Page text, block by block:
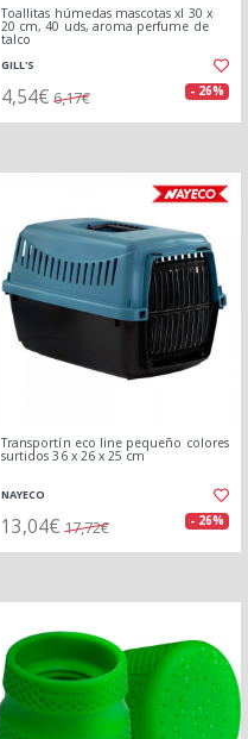
Toallitas húmedas mascotas xl 30 x
20 cm, 40 uds, aroma perfume de
talco
GILL'S
4,54€ 6,17€ - 26%
Transportín eco line pequeño colores
surtidos 36 x 26 x 25 cm
NAYECO
13,04€ 17,72€ - 26%